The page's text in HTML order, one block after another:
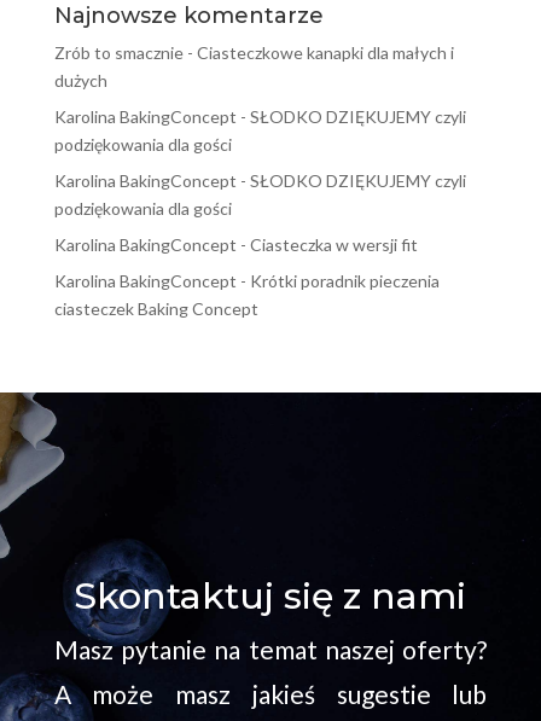
Najnowsze komentarze
Zrób to smacznie- Ciasteczkowe kanapki dla małych i
dużych
Karolina BakingConcept - SŁODKO DZIĘKUJEMY czyli
podziękowania dla gości
Karolina BakingConcept - SŁODKO DZIĘKUJEMY czyli
podziękowania dla gości
Karolina BakingConcept - Ciasteczka w wersji fit
Karolina BakingConcept - Krótki poradnik pieczenia
ciasteczek Baking Concept
Skontaktuj się z nami
Masz pytanie na temat naszej oferty?
A może masz jakieś sugestie lub